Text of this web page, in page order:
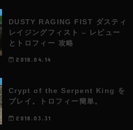
DUSTY RAGING FIST ダスティ
レイジングフィスト – レビュー
とトロフィー 攻略
2018.04.14
Crypt of the Serpent King を
プレイ。トロフィー簡単。
2018.03.31